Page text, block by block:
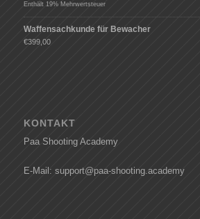
Enthält 19% Mehrwertsteuer
Waffensachkunde für Bewacher
€399,00
KONTAKT
Paa Shooting Academy
E-Mail: support@paa-shooting.academy